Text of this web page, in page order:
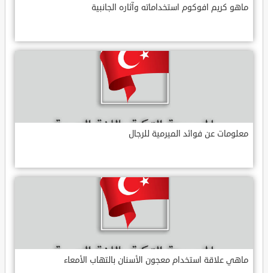
ماهو كريم افوكوم استخداماته وآثاره الجانبية
معلومات عن فوائد الميرمية للرجال
ماهي علاقة استخدام معجون الأسنان بالتهاب الأمعاء